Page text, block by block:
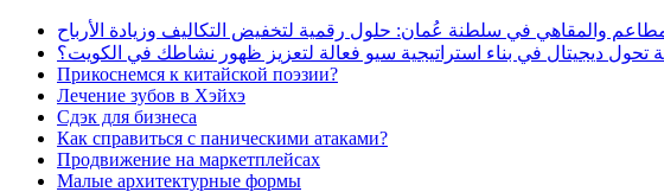
والمقاهي في سلطنة عُمان: حلول رقمية لتخفيض التكاليف وزيادة الأرباح
ديجيتال في بناء استراتيجية سيو فعالة لتعزيز ظهور نشاطك في الكويت؟
Прикоснемся к китайской поэзии?
Лечение зубов в Хэйхэ
Сдэк для бизнеса
Как справиться с паническими атаками?
Продвижение на маркетплейсах
Малые архитектурные формы